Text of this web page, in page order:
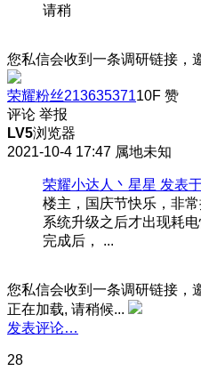
请稍
您私信会收到一条调研链接，
荣耀粉丝21363537110F 赞
评论 举报
LV5浏览器
2021-10-4 17:47 属地未知
荣耀小达人丶星星 发表
楼主，国庆节快乐，非
系统升级之后才出现耗
完成后， ...
您私信会收到一条调研链接，
正在加载, 请稍候...
发表评论…
28